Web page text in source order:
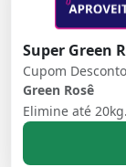
Super Green
Cupom
Green Rosê
Elimine até